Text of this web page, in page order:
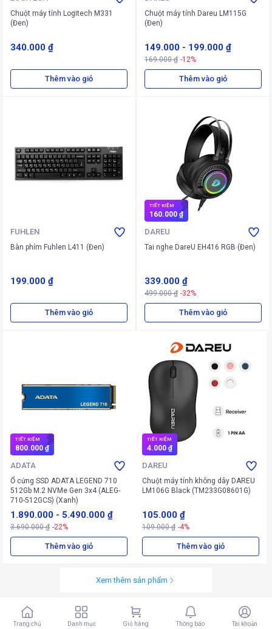
Chuột máy tính Logitech M331
(Đen)
340.000 ₫
Thêm vào giỏ
Chuột máy tính Dareu LM115G
(Đen)
149.000 - 199.000 ₫
169.000 ₫ -12%
Thêm vào giỏ
FUHLEN
Bàn phím Fuhlen L411 (Đen)
199.000 ₫
Thêm vào giỏ
TIẾT KIỆM
160.000 ₫
DAREU
Tai nghe DareU EH416 RGB (Đen)
339.000 ₫
499.000 ₫ -32%
Thêm vào giỏ
TIẾT KIỆM
800.000 ₫
ADATA
Ổ cứng SSD ADATA LEGEND 710
512Gb M.2 NVMe Gen 3x4 (ALEG-
710-512GCS) (Xanh)
1.890.000 - 5.490.000 ₫
3.690.000 ₫ -22%
Thêm vào giỏ
TIẾT KIỆM
4.000 ₫
DAREU
Chuột máy tính không dây DAREU
LM106G Black (TM233G08601G)
105.000 ₫
109.000 ₫ -4%
Thêm vào giỏ
Xem thêm sản phẩm
Trang chủ Danh mục Giỏ hàng Thông báo Tài khoản